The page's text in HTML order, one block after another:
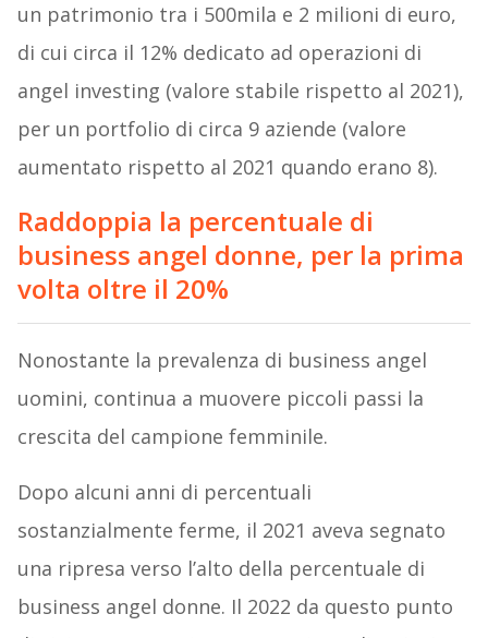
un patrimonio tra i 500mila e 2 milioni di euro,
di cui circa il 12% dedicato ad operazioni di
angel investing (valore stabile rispetto al 2021),
per un portfolio di circa 9 aziende (valore
aumentato rispetto al 2021 quando erano 8).
Raddoppia la percentuale di
business angel donne, per la prima
volta oltre il 20%
Nonostante la prevalenza di business angel
uomini, continua a muovere piccoli passi la
crescita del campione femminile.
Dopo alcuni anni di percentuali
sostanzialmente ferme, il 2021 aveva segnato
una ripresa verso l’alto della percentuale di
business angel donne. Il 2022 da questo punto